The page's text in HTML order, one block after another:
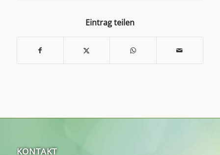
Eintrag teilen
KONTAKT